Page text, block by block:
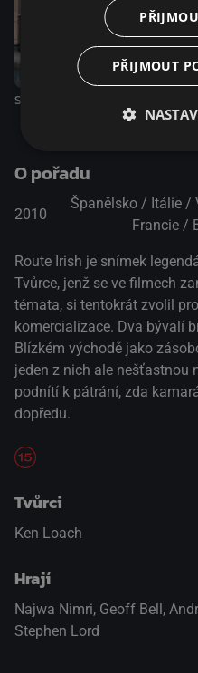
Starý dub
O pořadu
2010
Španělsko / Itálie /
Francie /
Route Irish je snímek
Tvůrce, jenž se ve filmech
témata, si tentokrát zvolil
komercializace. Dva bývalí
Blízkém východě jako
jeden z nich ale nešťastnou
podnítí k pátrání, zda
dopředu.
Tvůrci
Ken Loach
Hrají
Najwa Nimri, Geoff Bell,
Stephen Lord
PŘIJMOUT